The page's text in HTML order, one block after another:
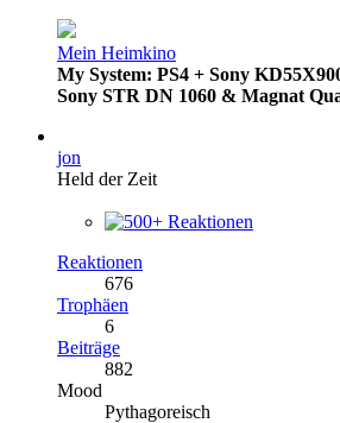
Mein Heimkino
My System: PS4 + Sony
Sony STR DN 1060 & Magnat
jon
Held der Zeit
Reaktionen
676
Trophäen
6
Beiträge
882
Mood
Pythagoreisch